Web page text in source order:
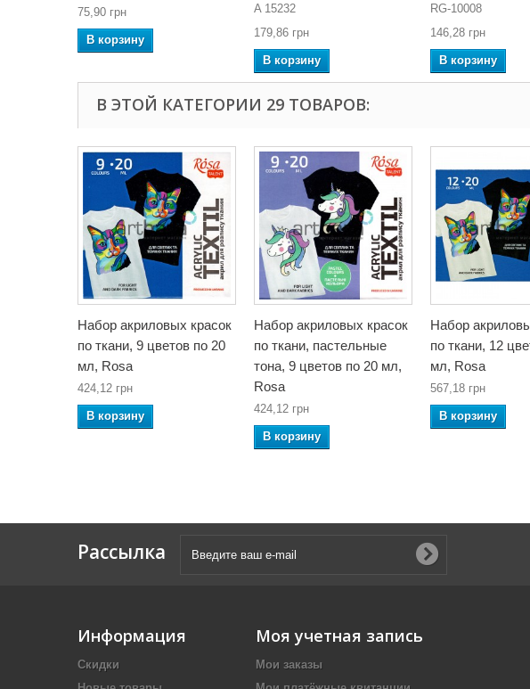
75,90 грн
В корзину
A 15232
179,86 грн
В корзину
RG-10008
146,28 грн
В корзину
В ЭТОЙ КАТЕГОРИИ 29 ТОВАРОВ:
Набор акриловых красок
по ткани, 9 цветов по 20
мл, Rosa
424,12 грн
В корзину
Набор акриловых красок
по ткани, пастельные
тона, 9 цветов по 20 мл,
Rosa
424,12 грн
В корзину
Набор
по ткани, 12
мл, Rosa
567,18 грн
В корзину
Рассылка
Информация
Скидки
Моя учетная запись
Мои заказы